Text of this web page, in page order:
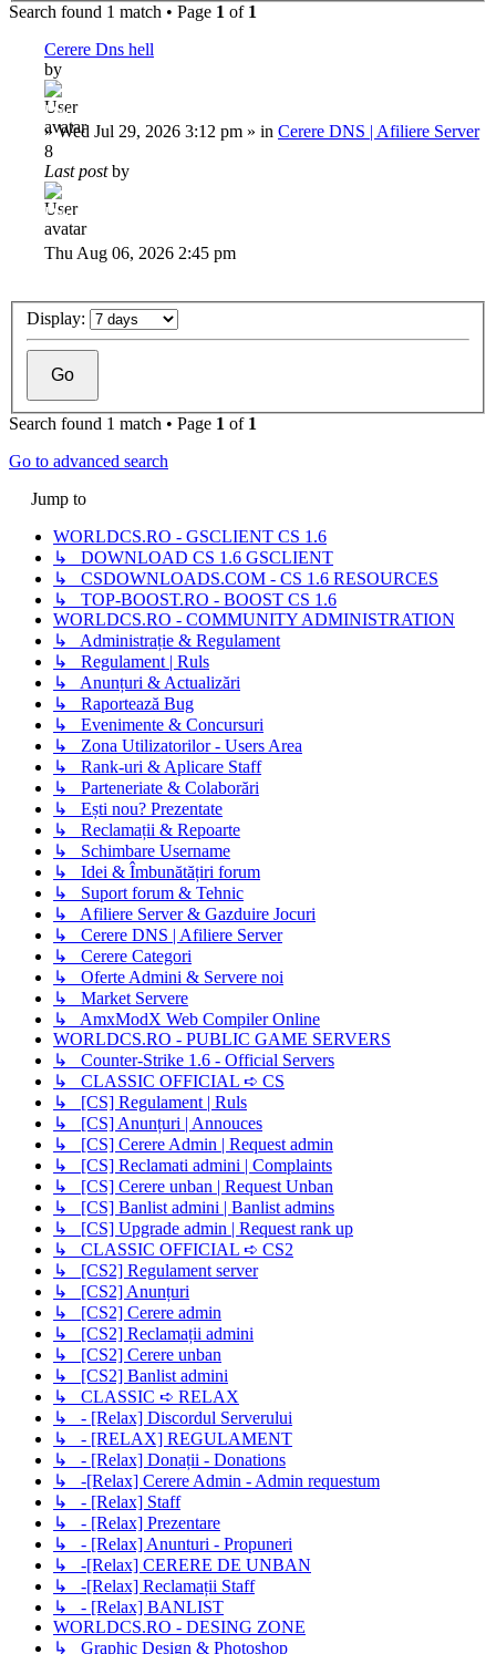
Search found 1 match • Page 1 of 1
Cerere Dns hell
by
Dadu
»Wed Jul 29, 2026 3:12 pm » in Cerere DNS | Afiliere Server
8
Last postby
Dadu
Thu Aug 06, 2026 2:45 pm
Display:
Search found 1 match • Page 1 of 1
Go to advanced search
Jump to
WORLDCS.RO - GSCLIENT CS 1.6
↳ DOWNLOAD CS 1.6 GSCLIENT
↳ CSDOWNLOADS.COM - CS 1.6 RESOURCES
↳ TOP-BOOST.RO - BOOST CS 1.6
WORLDCS.RO - COMMUNITY ADMINISTRATION
↳ Administrație & Regulament
↳ Regulament | Ruls
↳ Anunțuri & Actualizări
↳ Raportează Bug
↳ Evenimente & Concursuri
↳ Zona Utilizatorilor - Users Area
↳ Rank-uri & Aplicare Staff
↳ Parteneriate & Colaborări
↳ Ești nou? Prezentate
↳ Reclamații & Repoarte
↳ Schimbare Username
↳ Idei & Îmbunătățiri forum
↳ Suport forum & Tehnic
↳ Afiliere Server & Gazduire Jocuri
↳ Cerere DNS | Afiliere Server
↳ Cerere Categori
↳ Oferte Admini & Servere noi
↳ Market Servere
↳ AmxModX Web Compiler Online
WORLDCS.RO - PUBLIC GAME SERVERS
↳ Counter-Strike 1.6 - Official Servers
↳ CLASSIC OFFICIAL ➪ CS
↳ [CS] Regulament | Ruls
↳ [CS] Anunțuri | Annouces
↳ [CS] Cerere Admin | Request admin
↳ [CS] Reclamati admini | Complaints
↳ [CS] Cerere unban | Request Unban
↳ [CS] Banlist admini | Banlist admins
↳ [CS] Upgrade admin | Request rank up
↳ CLASSIC OFFICIAL ➪ CS2
↳ [CS2] Regulament server
↳ [CS2] Anunțuri
↳ [CS2] Cerere admin
↳ [CS2] Reclamații admini
↳ [CS2] Cerere unban
↳ [CS2] Banlist admini
↳ CLASSIC ➪ RELAX
↳ - [Relax] Discordul Serverului
↳ - [RELAX] REGULAMENT
↳ - [Relax] Donații - Donations
↳ -[Relax] Cerere Admin - Admin requestum
↳ - [Relax] Staff
↳ - [Relax] Prezentare
↳ - [Relax] Anunturi - Propuneri
↳ -[Relax] CERERE DE UNBAN
↳ -[Relax] Reclamații Staff
↳ - [Relax] BANLIST
WORLDCS.RO - DESING ZONE
↳ Graphic Design & Photoshop